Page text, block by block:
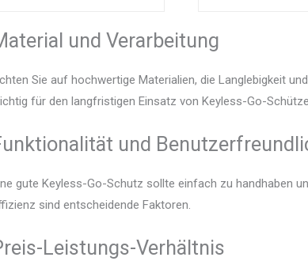
und Verarbeitung
Sie auf hochwertige Materialien, die Langlebigkeit
für den langfristigen Einsatz von Keyless-Go-
und
gute Keyless-Go-Schutz sollte einfach zu handhaben
sind entscheidende Faktoren.
Leistungs-Verhältnis